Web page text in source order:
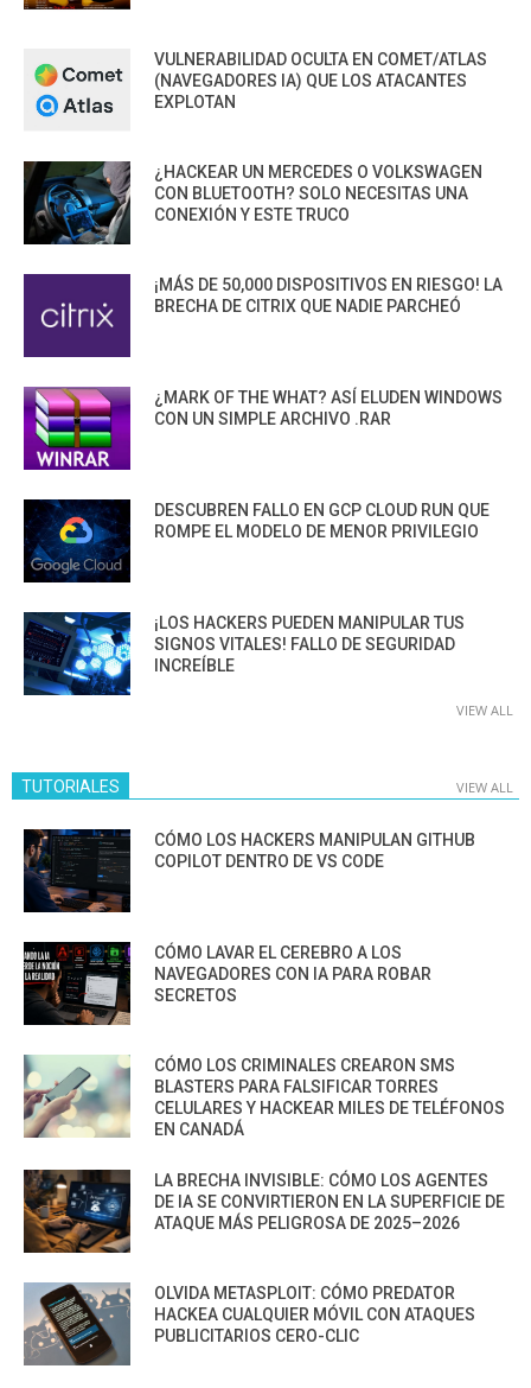
VULNERABILIDAD OCULTA EN COMET/ATLAS
(NAVEGADORES IA) QUE LOS ATACANTES
EXPLOTAN
¿HACKEAR UN MERCEDES O VOLKSWAGEN
CON BLUETOOTH? SOLO NECESITAS UNA
CONEXIÓN Y ESTE TRUCO
¡MÁS DE 50,000 DISPOSITIVOS EN RIESGO! LA
BRECHA DE CITRIX QUE NADIE PARCHEÓ
¿MARK OF THE WHAT? ASÍ ELUDEN WINDOWS
CON UN SIMPLE ARCHIVO .RAR
DESCUBREN FALLO EN GCP CLOUD RUN QUE
ROMPE EL MODELO DE MENOR PRIVILEGIO
¡LOS HACKERS PUEDEN MANIPULAR TUS
SIGNOS VITALES! FALLO DE SEGURIDAD
INCREÍBLE
VIEW ALL
TUTORIALES VIEW ALL
CÓMO LOS HACKERS MANIPULAN GITHUB
COPILOT DENTRO DE VS CODE
CÓMO LAVAR EL CEREBRO A LOS
NAVEGADORES CON IA PARA ROBAR
SECRETOS
CÓMO LOS CRIMINALES CREARON SMS
BLASTERS PARA FALSIFICAR TORRES
CELULARES Y HACKEAR MILES DE TELÉFONOS
EN CANADÁ
LA BRECHA INVISIBLE: CÓMO LOS AGENTES
DE IA SE CONVIRTIERON EN LA SUPERFICIE DE
ATAQUE MÁS PELIGROSA DE 2025–2026
OLVIDA METASPLOIT: CÓMO PREDATOR
HACKEA CUALQUIER MÓVIL CON ATAQUES
PUBLICITARIOS CERO-CLIC